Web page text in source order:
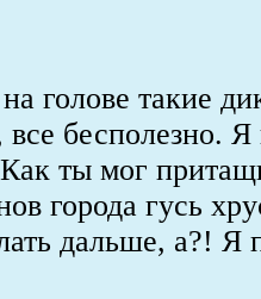
голове такие
все бесполезно.
ты мог
города гусь
дальше, а?! Я